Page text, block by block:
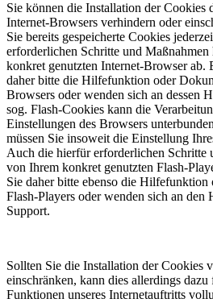
Sie können die Installation der Cookies
Internet-Browsers verhindern oder
Sie bereits gespeicherte Cookies
erforderlichen Schritte und
konkret genutzten Internet-Browser ab.
daher bitte die Hilfefunktion oder
Browsers oder wenden sich an dessen
sog. Flash-Cookies kann die
Einstellungen des Browsers
müssen Sie insoweit die Einstellung
Auch die hierfür erforderlichen Schritte
von Ihrem konkret genutzten Flash-
Sie daher bitte ebenso die
Flash-Players oder wenden sich an den
Support.
Sollten Sie die Installation der Cookies
einschränken, kann dies allerdings
Funktionen unseres Internetauftritts